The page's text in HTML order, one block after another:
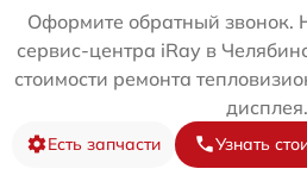
Оформите обратный звонок.
сервис-центра iRay в
стоимости ремонта
дисплея.
Есть запчасти Узнать